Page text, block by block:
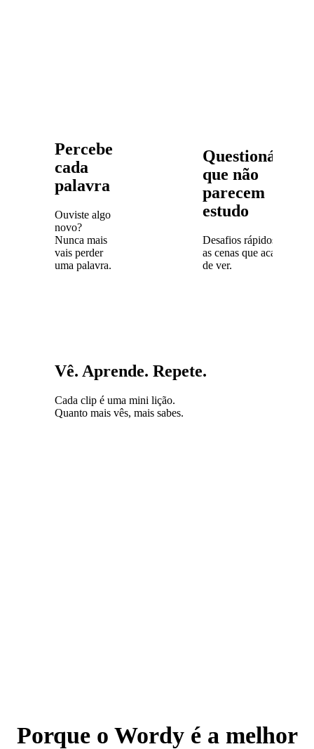
Percebe
cada
palavra
Ouviste algo
novo?
Nunca mais
vais perder
uma palavra.
Questionários
que não
parecem
estudo
Desafios rápidos com
as cenas que acabaste
de ver.
Vê. Aprende. Repete.
Cada clip é uma mini lição.
Quanto mais vês, mais sabes.
Porque o Wordy é a melhor